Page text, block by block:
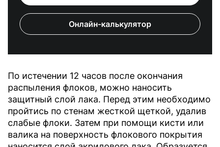
Онлайн-калькулятор
По истечении 12 часов после окончания
распыления флоков, можно наносить
защитный слой лака. Перед этим необходимо
пройтись по стенам жесткой щеткой, удалив
слабые флоки. Затем при помощи кисти или
валика на поверхность флокового покрытия